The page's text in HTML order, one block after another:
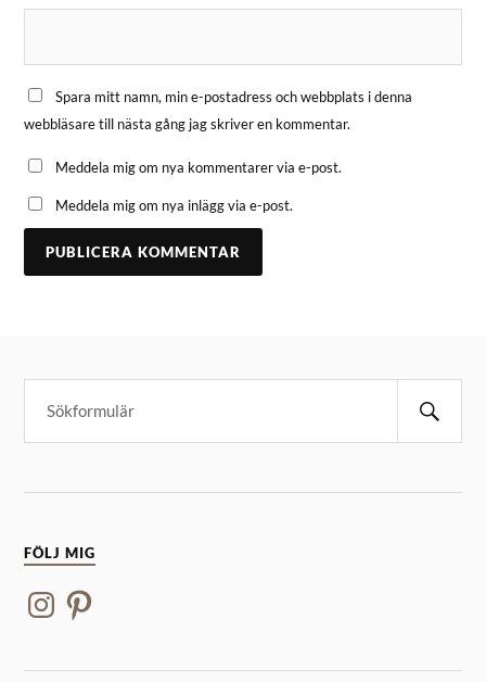
Spara mitt namn, min e-postadress och webbplats i denna
webbläsare till nästa gång jag skriver en kommentar.
Meddela mig om nya kommentarer via e-post.
Meddela mig om nya inlägg via e-post.
FÖLJ MIG